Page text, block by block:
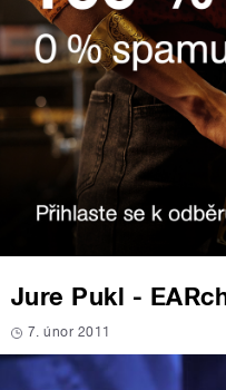
Jure Pukl -
7. únor 2011